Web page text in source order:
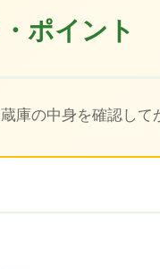
ポイント
庫の中身を確認して